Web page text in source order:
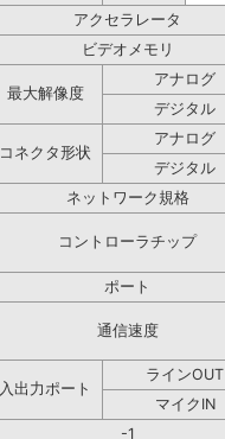
アクセラレータ
ビデオメモリ
最大解像度
アナログ
デジタル
コネクタ形状
アナログ
デジタル
ネットワーク規格
コントローラチップ
ポート
通信速度
入出力ポート
ラインOUT
マイクIN
-1